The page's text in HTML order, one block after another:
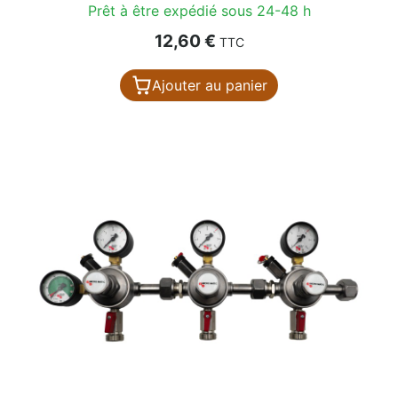
Prêt à être expédié sous 24-48 h
Prix
12,60 € TTC
Ajouter au panier